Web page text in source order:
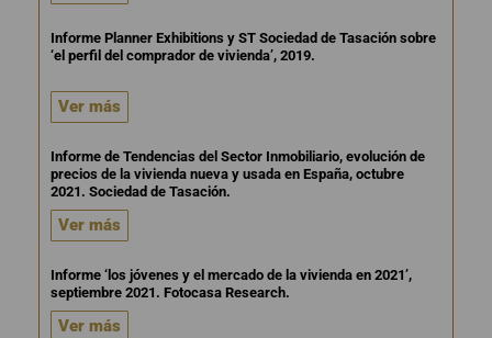
Informe Planner Exhibitions y ST Sociedad de Tasación sobre
‘el perfil del comprador de vivienda’, 2019.
Ver más
Informe de Tendencias del Sector Inmobiliario, evolución de
precios de la vivienda nueva y usada en España, octubre
2021. Sociedad de Tasación.
Ver más
Informe ‘los jóvenes y el mercado de la vivienda en 2021’,
septiembre 2021. Fotocasa Research.
Ver más